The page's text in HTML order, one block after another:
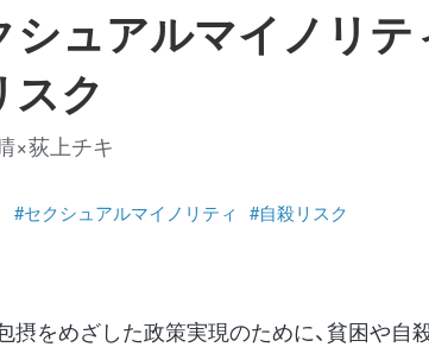
シュアルマイノリテ
スク
×荻上チキ
#セクシュアルマイノリティ #自殺リスク
摂をめざした政策実現のために、貧困や自